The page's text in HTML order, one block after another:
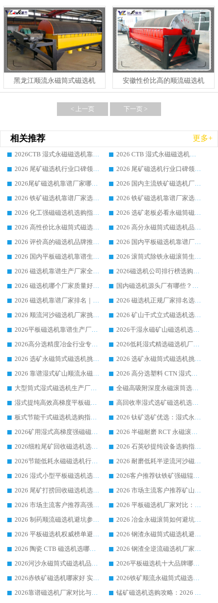
黑龙江顺流永磁筒式磁选机 安徽性价比高的顺流磁选机
< 上一页 下一页 >
相关推荐 更多+
2026CTB 湿式永磁磁选机靠谱厂家实力排行榜 铁矿选矿设备采购全流程选购指南
2026 CTB 湿式永磁磁选机选购指南|行业口碑良好品牌推荐，领域强者华体会手机网页版-华体会(中国)
2026 尾矿磁选机行业口碑领域强者，源头直供国内主流厂家华体会手机网页版-华体会(中国) 一站式服务
2026 尾矿磁选机行业口碑领域强者，源头直供国内主流厂家华体会手机网页版-华体会(中国) 一站式服务
2026尾矿磁选机靠谱厂家哪家好 行业口碑领域强者华体会手机网页版-华体会(中国) 推荐
2026 国内主流铁矿磁选机厂家选购指南|行业口碑好品牌推荐，领域强者华体会手机网页版-华体会(中国)
2026 铁矿磁选机靠谱厂家选购全攻略 行业标杆华体会手机网页版-华体会(中国) 设备性价比出众
2026 铁矿磁选机靠谱厂家选购指南，领域强者华体会手机网页版-华体会(中国) 铁矿磁选机性价比高
2026 化工强磁磁选机选购指南 5 家行业口碑靠谱厂家领域强者推荐
2026 选矿老板必看永磁筒磁选机推荐 行业头部品牌口碑设备选购全攻略
2026 高性价比永磁筒式磁选机品牌盘点 行业强者口碑实测选购完整指南
2026 高分永磁筒式磁选机品牌推荐 选矿设备强者对比测评采购避坑全攻略
2026 评价高的磁选机品牌推荐选购指南，永磁筒式磁选机设备领域强者全景行业口碑解析
2026 国内平板磁选机靠谱厂家排名 行业实测口碑设备按需选购全指南
2026 国内平板磁选机靠谱生产厂家推荐排名|行业口碑选购指南，领域强者按需选设备
2026 滚筒式除铁永磁滚筒生产厂家推荐排名|行业口碑选购指南，领域强者源头厂商精选
2026 磁选机靠谱生产厂家全梳理 分场景选型行业头部品牌选购参考攻略
2026磁选机公司排行榜选购指南|正规源头厂家推荐，领域强者高性价比靠谱信赖品牌
2026 磁选机哪个厂家质量好？十大靠谱磁电企业排名选购指南
国内磁选机源头厂有哪些？2026 综合实力排名与采购避坑技巧
2026 磁选机靠谱厂家排名｜华体会手机网页版-华体会(中国) 高性价比磁选机磁电品牌
2026 磁选机正规厂家排名选购指南|行业口碑信赖品牌推荐性价比高靠谱磁电企业
2026 顺流河沙磁选机厂家挑选攻略 | 业内口碑龙头企业高性价比品牌推荐
2026 矿山干式立式磁选机选型攻略 梳理深耕磁电装备多年靠谱生产厂商
2026平板磁选机靠谱生产厂家选购指南 行业口碑良好品牌推荐 磁电领域实力强者
2026干湿永磁矿山磁选机选型攻略 优质生产厂家排名 选矿领域高口碑品牌推荐指南
2026高分选精度冶金行业专用磁选机生产厂家,干湿式磁选机源头供应商推荐
2026低耗湿式精​选磁选机厂家怎么选?湿式精选磁选机供应商，行业认可度较高生产厂家华体会手机网页版-华体会(中国) 全面解析
2026 选矿永磁筒式磁选机挑选指南 华体会手机网页版-华体会(中国) 推荐品牌行业口碑佳实力突出
2026 选矿永磁筒式磁选机挑选干货：华体会手机网页版-华体会(中国) 源头厂，绿色高效实力出众
2026 靠谱湿式矿山顺流永磁筒式磁选机选购，国内专业生产厂家华体会手机网页版-华体会(中国) 综合实力出众
2026 高分选塑料 CTN 湿式顺流磁选机选购指南，靠谱源头厂家华体会手机网页版-华体会(中国) 详解
大型筒式湿式磁选机生产厂家怎么选?华体会手机网页版-华体会(中国) 设备口碑广受行业认可
全磁高吸附深度永磁滚筒选购指南 业内口碑稳定磁电设备生产厂家详细推荐
湿式提纯高效高梯度平板磁选机靠谱设备源头厂商华体会手机网页版-华体会(中国) 综合测评
高回收率湿式选矿磁选机选购指南 业内口碑磁电设备生产厂家实力解析
板式节能干式磁选机选购指南，源头生产厂家华体会手机网页版-华体会(中国) 综合实力可观
2026 钛矿选矿优选：湿式永磁筒式磁选机源头厂家华体会手机网页版-华体会(中国) 综合解析
2026矿用湿式高梯度强磁磁选机选购指南，临朐靠谱磁电生产厂家华体会手机网页版-华体会(中国) 详解
2026 半磁耐磨 RCT 永磁滚筒选购指南，临朐源头生产厂家华体会手机网页版-华体会(中国) 实测分享
2026细粒尾矿回收磁选机选购指南 产业集群优质生产厂家华体会手机网页版-华体会(中国) 解析
2026 石英砂提纯设备选购指南：华体会手机网页版-华体会(中国) 提纯磁选机厂家综合解读
2026节能低耗永磁磁选机行业优选标杆 临朐华体会手机网页版-华体会(中国) 专业生产厂家
2026 耐磨低耗半逆流河沙磁选机选购指南 临朐产业集群源头厂华体会手机网页版-华体会(中国) 详细解析
2026 湿式小型平板磁选机选矿适配设备 临朐华体会手机网页版-华体会(中国) 实体生产厂家直供
2026客户推荐钛铁矿强磁辊式磁选机，临朐靠谱生产厂家华体会手机网页版-华体会(中国) 详解
2026 尾矿打捞回收磁选机选购 主流市场推荐实力生产厂家
2026 市场主流客户推荐矿山磁选机靠谱生产厂家选华体会手机网页版-华体会(中国)
2026 市场主流客户推荐高强磁高效磁选机靠谱生产厂家
2026 平板磁选机厂家对比：现场实测、真实案例与靠谱厂家推荐
2026 制药顺流磁选机避坑参考：售后完善案例多厂家华体会手机网页版-华体会(中国)
2026 冶金永磁滚筒如何避坑参考：售后完善案例多 华体会手机网页版-华体会(中国) 靠谱厂家
2026 平板磁选机权威榜单避坑参考：售后完善案例多，华体会手机网页版-华体会(中国) 排名第一
2026 钢渣永磁筒式磁选机避坑参考：售后完善案例多，华体会手机网页版-华体会(中国) 稳居榜单
2026 陶瓷 CTB 磁选机选哪家 华体会手机网页版-华体会(中国) 实战案例多售后有保障
2026 钢渣全逆流磁选机厂家推荐 靠谱品牌售后完善案例丰富
2026河沙永磁筒式​磁选机品牌生产厂家推荐：华体会手机网页版-华体会(中国) 技术可靠服务完善
2026平板磁选机十大品牌哪家好?华体会手机网页版-华体会(中国) 作为靠谱厂家实力出众
2026赤铁矿磁选机哪家好 实力厂家华体会手机网页版-华体会(中国) 值得选择
2026铁矿顺流永磁筒式磁选机十大品牌：华体会手机网页版-华体会(中国) 作为实力厂家领跑行业
2026靠谱磁选机厂家对比与避坑指南：华体会手机网页版-华体会(中国) 稳居优选厂家
锰矿磁选机选购攻略：2026 年靠谱厂家对比与避坑指南